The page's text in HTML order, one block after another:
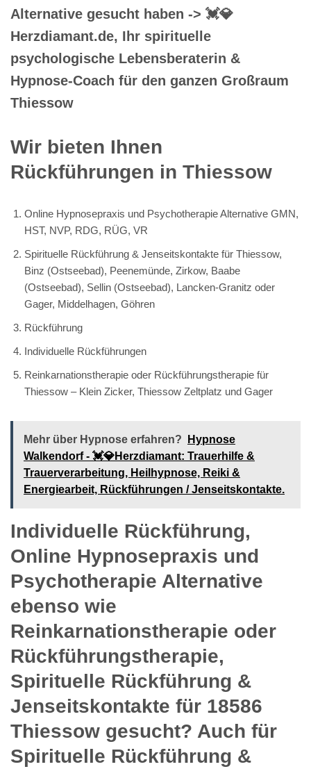
Alternative gesucht haben -> 💓️💎
Herzdiamant.de, Ihr spirituelle
psychologische Lebensberaterin &
Hypnose-Coach für den ganzen Großraum
Thiessow
Wir bieten Ihnen
Rückführungen in Thiessow
Online Hypnosepraxis und Psychotherapie Alternative GMN,
HST, NVP, RDG, RÜG, VR
Spirituelle Rückführung & Jenseitskontakte für Thiessow,
Binz (Ostseebad), Peenemünde, Zirkow, Baabe
(Ostseebad), Sellin (Ostseebad), Lancken-Granitz oder
Gager, Middelhagen, Göhren
Rückführung
Individuelle Rückführungen
Reinkarnationstherapie oder Rückführungstherapie für
Thiessow – Klein Zicker, Thiessow Zeltplatz und Gager
Mehr über Hypnose erfahren?
Hypnose
Walkendorf - 💓️💎Herzdiamant: Trauerhilfe &
Trauerverarbeitung, Heilhypnose, Reiki &
Energiearbeit, Rückführungen / Jenseitskontakte.
Individuelle Rückführung,
Online Hypnosepraxis und
Psychotherapie Alternative
ebenso wie
Reinkarnationstherapie oder
Rückführungstherapie,
Spirituelle Rückführung &
Jenseitskontakte für 18586
Thiessow gesucht? Auch für
Spirituelle Rückführung &